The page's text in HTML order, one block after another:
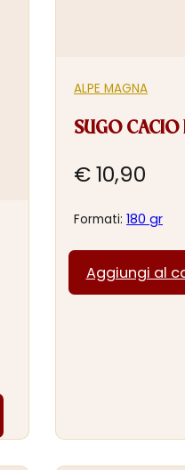
ALPE MAGNA
SUGO CACIO
€10,90
Formati:180 gr
Aggiungi al